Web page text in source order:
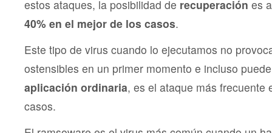
estos ataques, la posibilidad de recuperación es
40% en el mejor de los casos.
Este tipo de virus cuando lo ejecutamos no
ostensibles en un primer momento e incluso
aplicación ordinaria, es el ataque más frecuente
casos.